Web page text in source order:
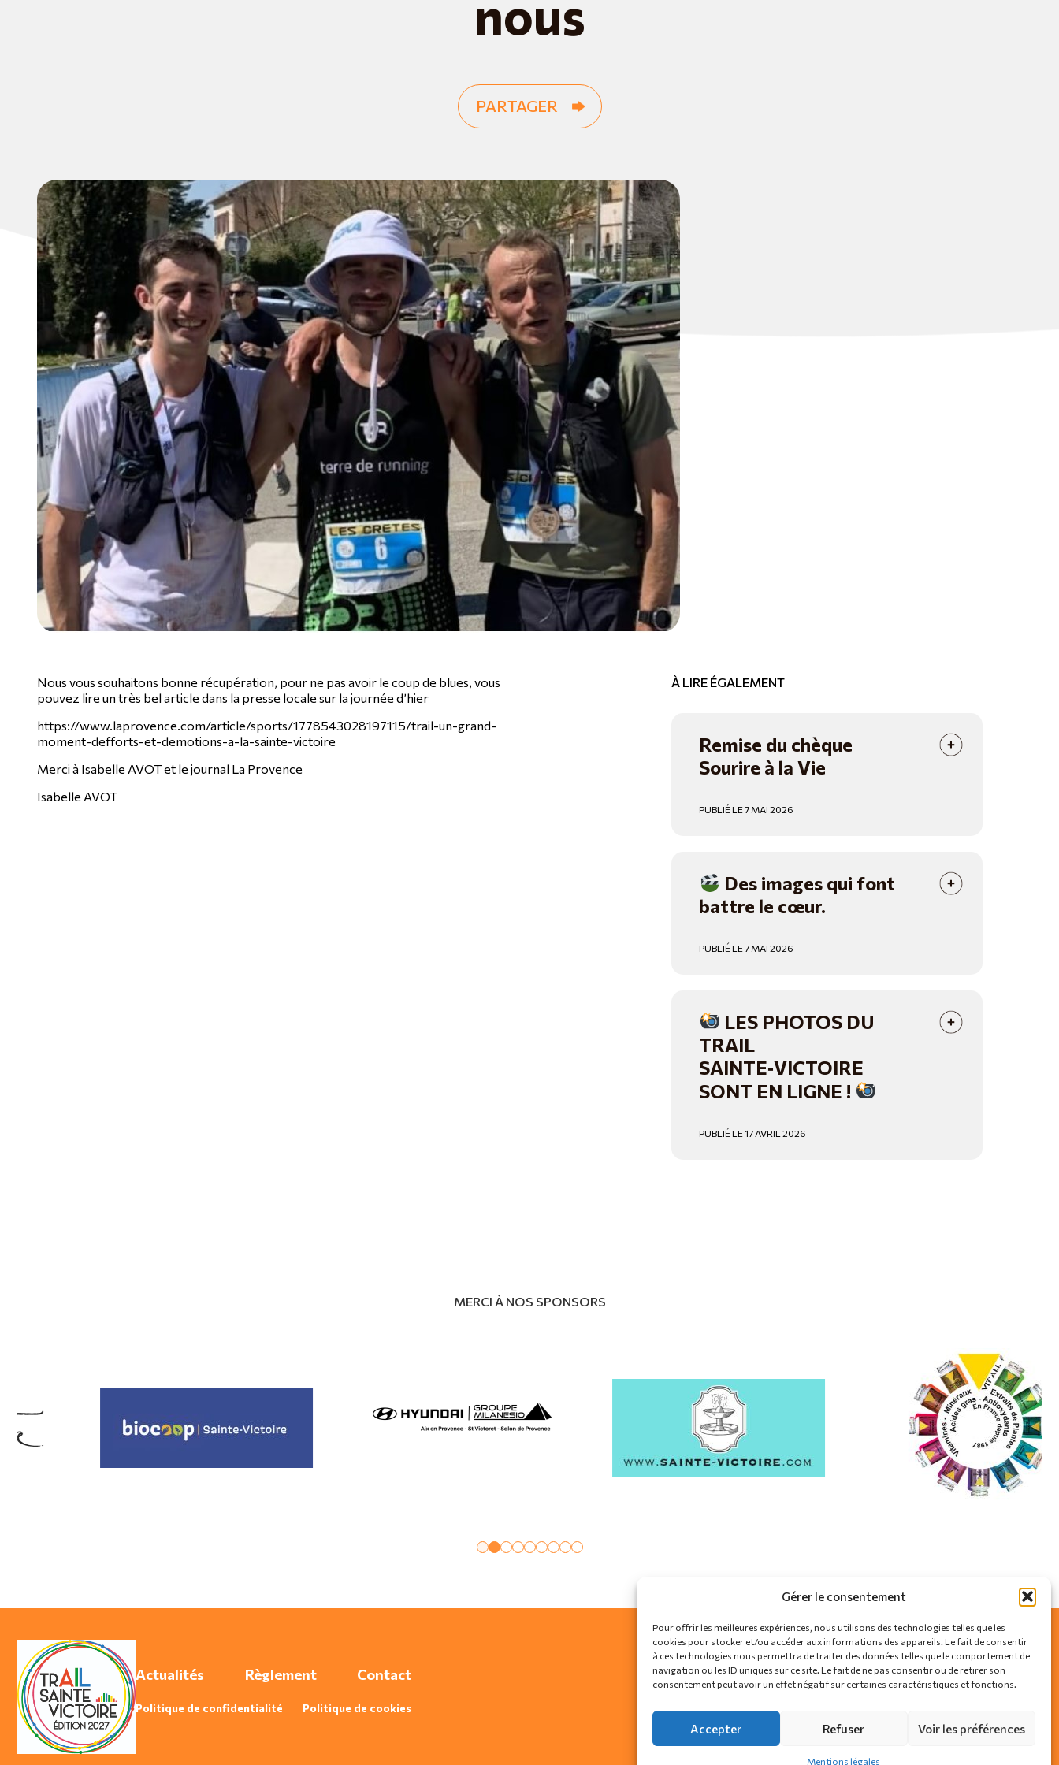
Gérer le consentement
Pour offrir les meilleures expériences, nous utilisons des technologies telles que les
cookies pour stocker et/ou accéder aux informations des appareils. Le fait de consentir
à ces technologies nous permettra de traiter des données telles que le comportement de
navigation ou les ID uniques sur ce site. Le fait de ne pas consentir ou de retirer son
consentement peut avoir un effet négatif sur certaines caractéristiques et fonctions.
Accepter Refuser Voir les préférences
Mentions légales
nous
PARTAGER
Nous vous souhaitons bonne récupération, pour ne pas avoir le coup de blues, vous
pouvez lire un très bel article dans la presse locale sur la journée d’hier
https://www.laprovence.com/article/sports/1778543028197115/trail-un-grand-
moment-defforts-et-demotions-a-la-sainte-victoire
Merci à Isabelle AVOT et le journal La Provence
Isabelle AVOT
À LIRE ÉGALEMENT
Remise du chèque
Sourire à la Vie
PUBLIÉ LE 7 MAI 2026
Des images qui font
battre le cœur.
PUBLIÉ LE 7 MAI 2026
LES PHOTOS DU
TRAIL
SAINTE‑VICTOIRE
SONT EN LIGNE !
PUBLIÉ LE 17 AVRIL 2026
MERCI À NOS SPONSORS
Actualités Règlement Contact
Politique de confidentialité Politique de cookies
SUIVEZ-NOUS SUR